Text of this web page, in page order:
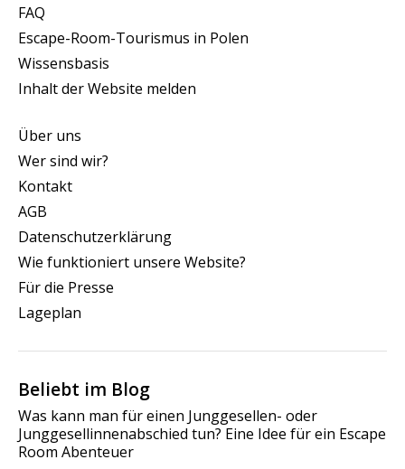
FAQ
Escape-Room-Tourismus in Polen
Wissensbasis
Inhalt der Website melden
Über uns
Wer sind wir?
Kontakt
AGB
Datenschutzerklärung
Wie funktioniert unsere Website?
Für die Presse
Lageplan
Beliebt im Blog
Was kann man für einen Junggesellen- oder
Junggesellinnenabschied tun? Eine Idee für ein Escape
Room Abenteuer